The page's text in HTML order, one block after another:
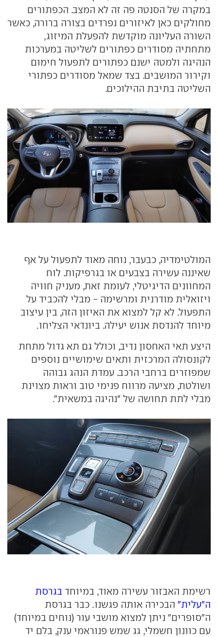
במקרה של הסנטה פה זה לא המצב. הכפתורים
מחולקים כאן לאיזורים נפרדים בצורה ברורה, כאשר
השורה העליונה מוקדשת להפעלת המיזוג,
מתחתיה מסודרים כפתורים לשליטה במערכות
הנהיגה ולמטה ישנם כפתורים לתפעול חימום
וקירור המושבים. בצד שמאל מסודרים כפתורי
השליטה בתיבת ההילוכים.
המולטימדיה, כבעבר, נוחה מאוד לתפעול על אף
שאיננה עשירה בצבעים או בגרפיקות. לוח
המחוונים הדיגיטלי, לעומת זאת, מעניק חוויה
ויזואלית מודרנית ומרשימה - מבלי להכביד על
התפעול. לא קל למצוא את האיזון הזה, בין עיצוב
מיוחד להנדסת אנוש יעילה. ביונדאי הצליחו.
היצע תאי האחסון נדיב, וכולל גם תא גדול מתחת
לקונסולה המרכזית ותאים שימושיים נוספים
שמפוזרים ברחבי הרכב. עמדת הנהג גבוהה
ושולטת, מציעה מרווח פנימי טוב וראות מצוינת
מבלי לתת תחושה של "נהיגה במשאית".
רשימת האבזור עשירה מאוד, במיוחד בגרסת
ה"עלית" הבכירה אותה פגשנו. כבר בגרסת
ה"סופרים" ניתן למצוא מושבי עור (נוחים במיוחד)
עם כוונון חשמלי, גג שמש פנוראמי ענק, בלם יד